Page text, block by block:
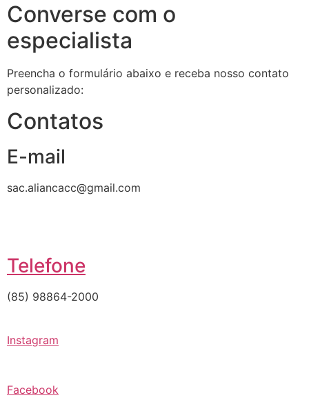
Converse com o
especialista
Preencha o formulário abaixo e receba nosso contato
personalizado:
Contatos
E-mail
sac.aliancacc@gmail.com
Telefone
(85) 98864-2000
Instagram
Facebook